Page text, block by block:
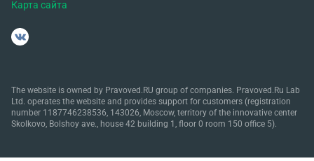
Карта сайта
The website is owned by Pravoved.RU group of companies. Pravoved.Ru Lab
Ltd. operates the website and provides support for customers (registration
number 1187746238536, 143026, Moscow, territory of the innovative center
Skolkovo, Bolshoy ave., house 42 building 1, floor 0 room 150 office 5).